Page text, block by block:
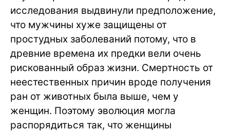
исследования выдвинули предположение,
что мужчины хуже защищены от
простудных заболеваний потому, что в
древние времена их предки вели очень
рискованный образ жизни. Смертность от
неестественных причин вроде получения
ран от животных была выше, чем у
женщин. Поэтому эволюция могла
распорядиться так, что женщины